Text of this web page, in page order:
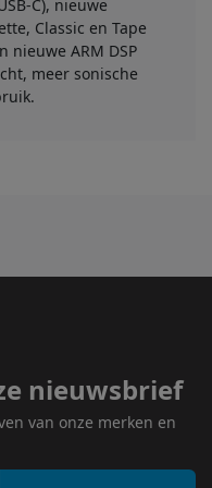
C), nieuwe
Classic en Tape
nieuwe ARM DSP
meer sonische
nieuwsbrief
van onze merken en